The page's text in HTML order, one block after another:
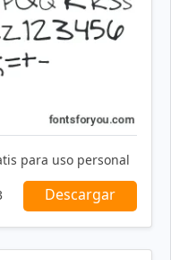
para uso personal
Descargar